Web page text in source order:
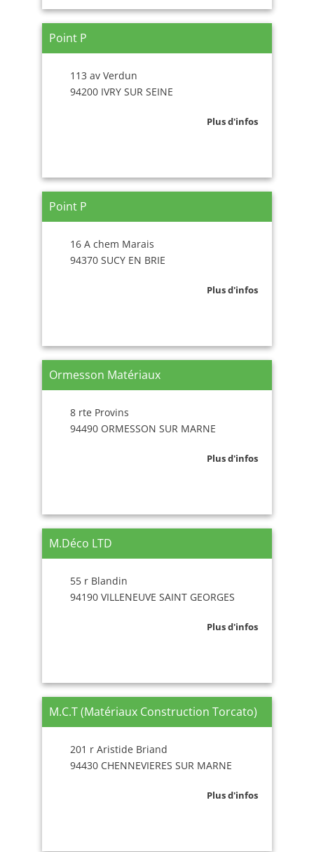
Point P
113 av Verdun
94200 IVRY SUR SEINE
Plus d'infos
Point P
16 A chem Marais
94370 SUCY EN BRIE
Plus d'infos
Ormesson Matériaux
8 rte Provins
94490 ORMESSON SUR MARNE
Plus d'infos
M.Déco LTD
55 r Blandin
94190 VILLENEUVE SAINT GEORGES
Plus d'infos
M.C.T (Matériaux Construction Torcato)
201 r Aristide Briand
94430 CHENNEVIERES SUR MARNE
Plus d'infos